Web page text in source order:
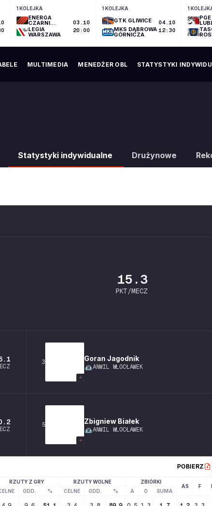
1 KOLEJKA
ENERGA
CZARNI
SŁUPSK
LEGIA
WARSZAWA
03.10
20:00
1 KOLEJKA
GTK GLIWICE
MKS DĄBROWA
GÓRNICZA
04.10
12:30
1
MULTIMEDIA MENEDŻER OBL STATYSTYKI
Statystyki indywidualne Drużynowe
15.3
PKT/MECZ
3 Goran Jagodnik
ANWIL WŁOCŁAWEK
5 Zbigniew Białek
ANWIL WŁOCŁAWEK
POBIERZ
RZUTY Z GRY RZUTY WOLNE ZBIÓRKI
AS F
ODD. % CELNE ODD. % A O SUMA